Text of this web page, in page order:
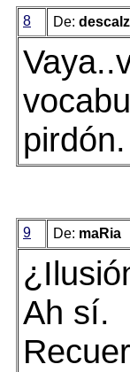
8 De:
pirdón.
9 De: maRia
Ah sí.